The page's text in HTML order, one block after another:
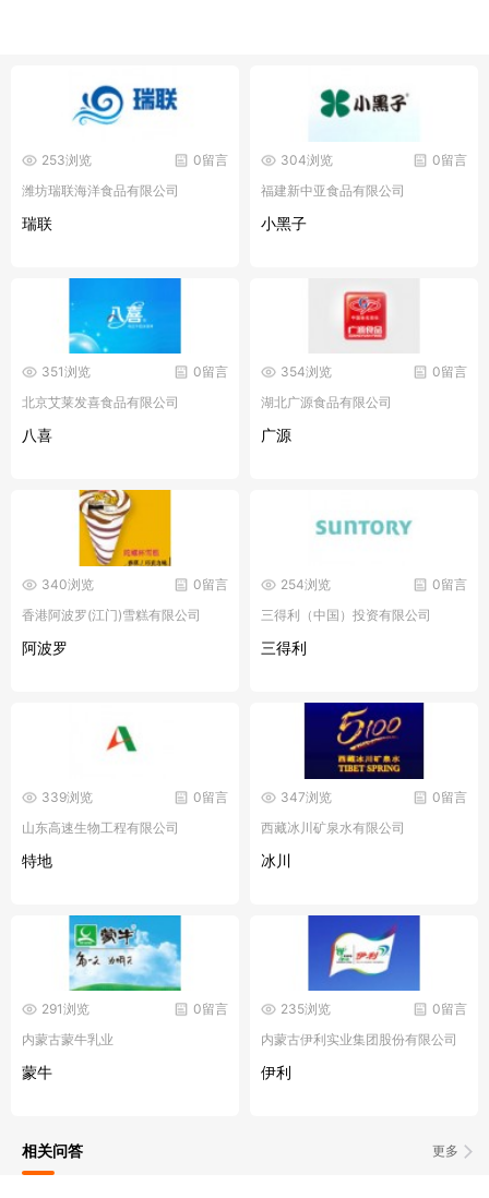
0留言
253浏览
潍坊瑞联海洋食品有限公司
瑞联
0留言
304浏览
福建新中亚食品有限公司
小黑子
0留言
351浏览
北京艾莱发喜食品有限公司
八喜
0留言
354浏览
湖北广源食品有限公司
广源
0留言
340浏览
香港阿波罗(江门)雪糕有限公司
阿波罗
0留言
254浏览
三得利（中国）投资有限公司
三得利
0留言
339浏览
山东高速生物工程有限公司
特地
0留言
347浏览
西藏冰川矿泉水有限公司
冰川
0留言
291浏览
内蒙古蒙牛乳业
蒙牛
0留言
235浏览
内蒙古伊利实业集团股份有限公司
伊利
更多
相关问答